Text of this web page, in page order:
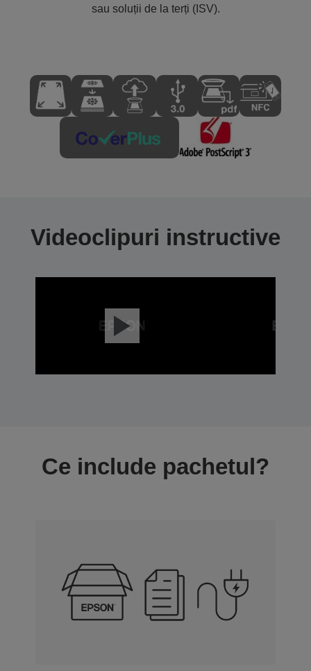
sau soluții de la terți (ISV).
Videoclipuri instructive
Ce include pachetul?